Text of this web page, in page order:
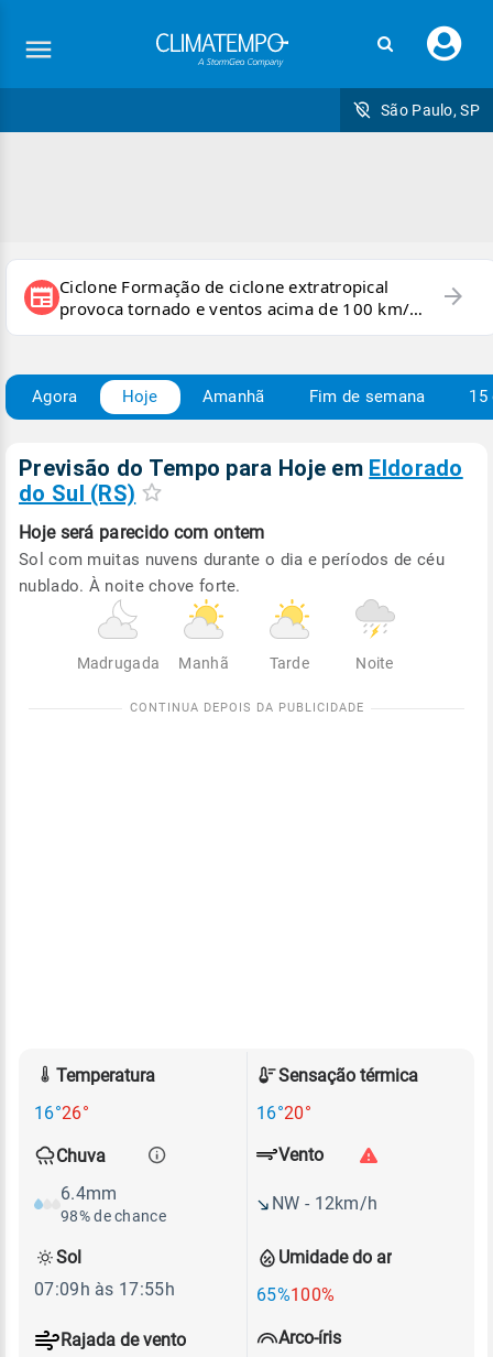
seu
São Paulo, SP
newspaper Ciclone Formação de ciclone extratropical
provoca tornado e ventos acima de 100 km/h
no RS
arrow_forward
Agora Hoje Amanhã Fim de semana 15
Previsão do Tempo para Hoje em Eldorado
do Sul (RS)
Hoje será parecido com ontem
Sol com muitas nuvens durante o dia e períodos de céu
nublado. À noite chove forte.
Madrugada Manhã Tarde Noite
Temperatura
16°26°
Sensação térmica
16°20°
Chuva
6.4mm
98% de chance
Umidade do ar
65%100%
Vento
NW - 12km/h
Rajada de vento
Sol
07:09h às 17:55h
Arco-íris